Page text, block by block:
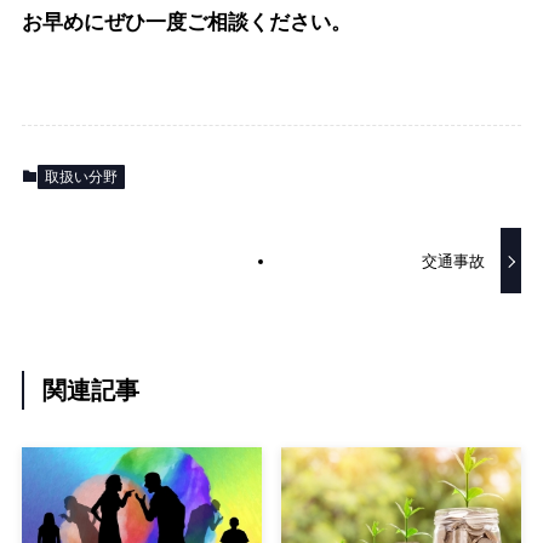
お早めにぜひ一度ご相談ください。
取扱い分野
交通事故
関連記事